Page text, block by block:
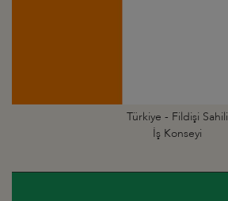
Türkiye - Fildişi Sahili
İş Konseyi